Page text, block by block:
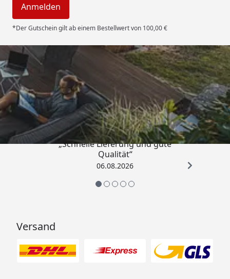
Anmelden
*Der Gutschein gilt ab einem Bestellwert von 100,00 €
Trusted Shops
4,85/ 5
„Schnelle Lieferung und gute
Qualität“
06.08.2026
Versand